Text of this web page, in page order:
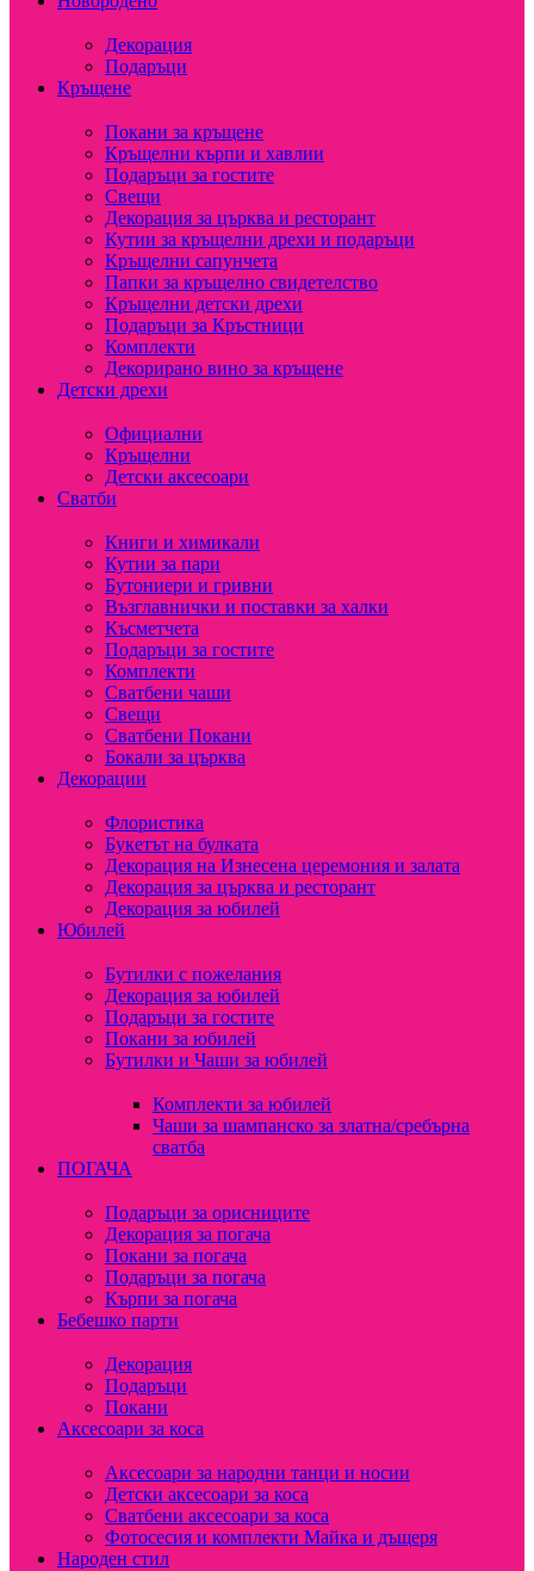
Декорация
Подаръци
Кръщене
Покани за кръщене
Кръщелни кърпи и хавлии
Подаръци за гостите
Свещи
Декорация за църква и ресторант
Кутии за кръщелни дрехи и подаръци
Кръщелни сапунчета
Папки за кръщелно свидетелство
Кръщелни детски дрехи
Подаръци за Кръстници
Комплекти
Декорирано вино за кръщене
Детски дрехи
Официални
Кръщелни
Детски аксесоари
Сватби
Книги и химикали
Кутии за пари
Бутониери и гривни
Възглавнички и поставки за халки
Късметчета
Подаръци за гостите
Комплекти
Сватбени чаши
Свещи
Сватбени Покани
Бокали за църква
Декорации
Флористика
Букетът на булката
Декорация на Изнесена церемония и залата
Декорация за църква и ресторант
Декорация за юбилей
Юбилей
Бутилки с пожелания
Декорация за юбилей
Подаръци за гостите
Покани за юбилей
Бутилки и Чаши за юбилей
Комплекти за юбилей
Чаши за шампанско за златна/сребърна
сватба
ПОГАЧА
Подаръци за орисниците
Декорация за погача
Покани за погача
Подаръци за погача
Кърпи за погача
Бебешко парти
Декорация
Подаръци
Покани
Аксесоари за коса
Аксесоари за народни танци и носии
Детски аксесоари за коса
Сватбени аксесоари за коса
Фотосесия и комплекти Майка и дъщеря
Народен стил